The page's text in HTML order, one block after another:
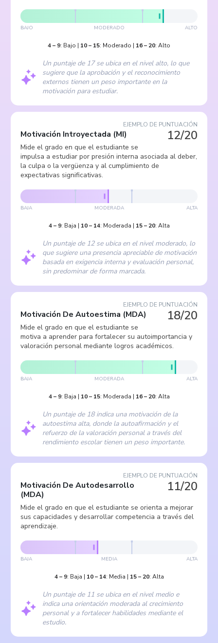
BAJO MODERADO ALTO
4– 9: Bajo | 10– 15: Moderado | 16– 20: Alto
Un puntaje de 17 se ubica en el nivel alto, lo que
sugiere que la aprobación y el reconocimiento
externos tienen un peso importante en la
motivación para estudiar.
EJEMPLO DE PUNTUACIÓN
12/20
Motivación Introyectada (MI)
Mide el grado en que el estudiante se
impulsa a estudiar por presión interna asociada al deber,
la culpa o la vergüenza y al cumplimiento de
expectativas significativas.
BAJA MODERADA ALTA
4– 9: Baja | 10– 14: Moderada | 15– 20: Alta
Un puntaje de 12 se ubica en el nivel moderado, lo
que sugiere una presencia apreciable de motivación
basada en exigencia interna y evaluación personal,
sin predominar de forma marcada.
EJEMPLO DE PUNTUACIÓN
18/20
Motivación De Autoestima (MDA)
Mide el grado en que el estudiante se
motiva a aprender para fortalecer su autoimportancia y
valoración personal mediante logros académicos.
BAJA MODERADA ALTA
4– 9: Baja | 10– 15: Moderada | 16– 20: Alta
Un puntaje de 18 indica una motivación de la
autoestima alta, donde la autoafirmación y el
refuerzo de la valoración personal a través del
rendimiento escolar tienen un peso importante.
EJEMPLO DE PUNTUACIÓN
11/20
Motivación De Autodesarrollo
(MDA)
Mide el grado en que el estudiante se orienta a mejorar
sus capacidades y desarrollar competencia a través del
aprendizaje.
BAJA MEDIA ALTA
4– 9: Baja | 10– 14: Media | 15– 20: Alta
Un puntaje de 11 se ubica en el nivel medio e
indica una orientación moderada al crecimiento
personal y a fortalecer habilidades mediante el
estudio.